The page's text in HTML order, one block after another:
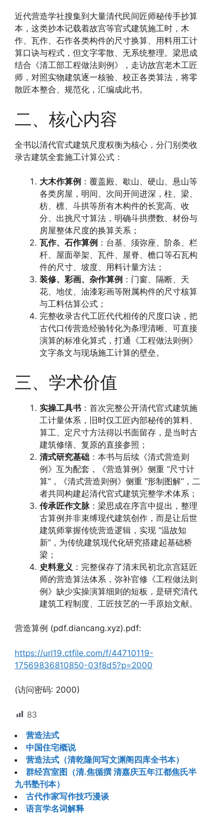
近代营造学社搜集到大量清代民间匠师秘传手抄算
本，这类抄本记载着故宫等官式建筑施工时，木
作、瓦作、石作各类构件的尺寸换算、用料用工计
算口诀与程式，但文字零散、无系统整理。梁思成
结合《清工部工程做法则例》，走访故宫老木工匠
师，对照实物建筑逐一核验、校正各类算法，将零
散匠本整合、规范化，汇编成此书。
二、核心内容
全书以清代官式建筑尺度权衡为核心，分门别类收
录古建筑全套施工计算公式：
大木作算例 ：覆盖殿、歇山、硬山、悬山等
各类房屋，明间、次间开间进深，柱、梁、
枋、檩、斗拱等所有木构件的长宽高、收
分、出挑尺寸算法，明确斗拱攒数、材份与
房屋整体尺度的换算关系；
瓦作、石作算例 ：台基、须弥座、阶条、栏
杆、屋面举架、瓦件、屋脊、檐口等石瓦构
件的尺寸、坡度、用料计量方法；
装修、彩画、杂作算例 ：门窗、隔断、天
花、地仗、油漆彩画等附属构件的尺寸核算
与工料估算公式；
完整收录古代工匠代代相传的尺度口诀，把
古代口传营造经验转化为条理清晰、可直接
演算的标准化算式，打通《工程做法则例》
文字条文与现场施工计算的壁垒。
三、学术价值
实操工具书 ：首次完整公开清代官式建筑施
工计量体系，旧时仅工匠内部秘传的算料、
算工、定尺寸方法得以书面留存，是当时古
建筑修缮、复原的直接参照；
清式研究基础 ：本书与后续《清式营造则
例》互为配套，《营造算例》侧重 “尺寸计
算”，《清式营造则例》侧重 “形制图解”，二
者共同构建起清代官式建筑完整学术体系；
传承匠作文脉 ：梁思成在序言中提出，整理
古算例并非束缚现代建筑创作，而是让后世
建筑师掌握传统营造逻辑，实现 “温故知
新”，为传统建筑现代化研究搭建起基础桥
梁；
史料意义 ：完整保存了清末民初北京宫廷匠
师的营造算法体系，弥补官修《工程做法则
例》缺少实操演算细则的短板，是研究清代
建筑工程制度、工匠技艺的一手原始文献。
营造算例 (pdf.diancang.xyz).pdf:
https://url19.ctfile.com/f/44710119-
17569836810850-03f8d5?p=2000
(访问密码: 2000)
83
营造法式
中国住宅概说
营造法式（清乾隆间写文渊阁四库全书本）
群经宫室图（清.焦循撰 清嘉庆五年江都焦氏半
九书塾刊本）
古代作家写作技巧漫谈
语言学名词解释